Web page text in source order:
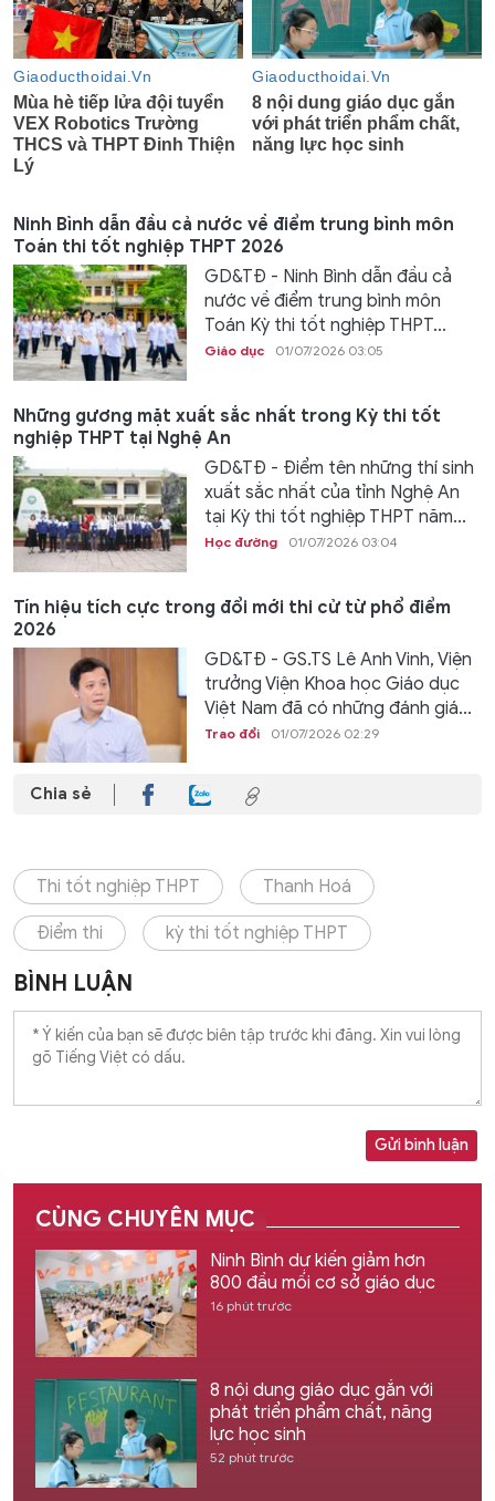
Ninh Bình dẫn đầu cả nước về điểm trung bình môn
Toán thi tốt nghiệp THPT 2026
GD&TĐ - Ninh Bình dẫn đầu cả
nước về điểm trung bình môn
Toán Kỳ thi tốt nghiệp THPT...
Giáo dục 01/07/2026 03:05
Những gương mặt xuất sắc nhất trong Kỳ thi tốt
nghiệp THPT tại Nghệ An
GD&TĐ - Điểm tên những thí sinh
xuất sắc nhất của tỉnh Nghệ An
tại Kỳ thi tốt nghiệp THPT năm...
Học đường 01/07/2026 03:04
Tín hiệu tích cực trong đổi mới thi cử từ phổ điểm
2026
GD&TĐ - GS.TS Lê Anh Vinh, Viện
trưởng Viện Khoa học Giáo dục
Việt Nam đã có những đánh giá...
Trao đổi 01/07/2026 02:29
Chia sẻ
Thi tốt nghiệp THPT Thanh Hoá
Điểm thi kỳ thi tốt nghiệp THPT
BÌNH LUẬN
Gửi bình luận
CÙNG CHUYÊN MỤC
Ninh Bình dự kiến giảm hơn
800 đầu mối cơ sở giáo dục
16 phút trước
8 nội dung giáo dục gắn với
phát triển phẩm chất, năng
lực học sinh
52 phút trước